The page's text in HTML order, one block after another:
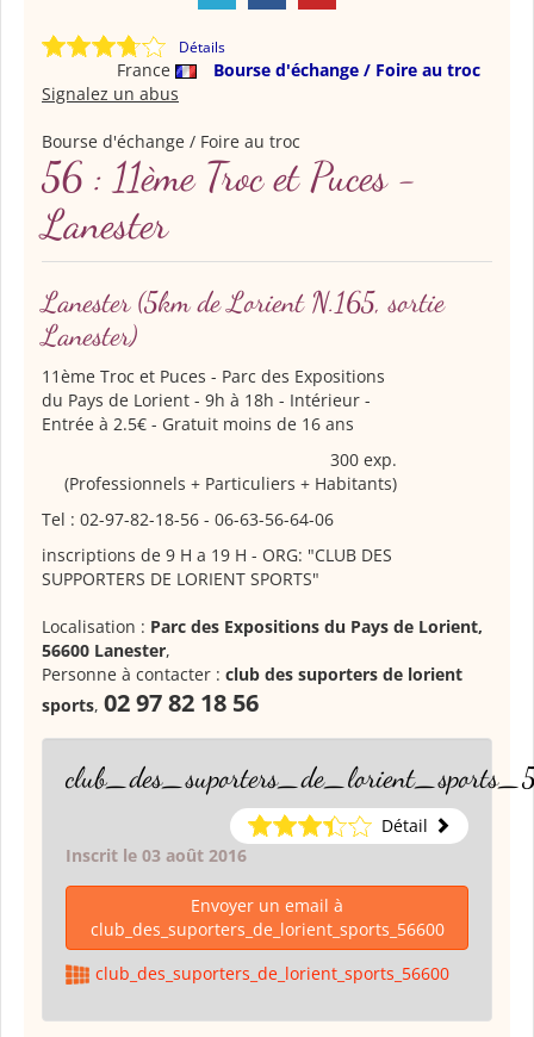
Détails
France
Bourse d'échange / Foire au troc
Signalez un abus
Bourse d'échange / Foire au troc
56 : 11ème Troc et Puces -
Lanester
Lanester (5km de Lorient N.165, sortie
Lanester)
11ème Troc et Puces - Parc des Expositions
du Pays de Lorient - 9h à 18h - Intérieur -
Entrée à 2.5€ - Gratuit moins de 16 ans
300 exp.
(Professionnels + Particuliers + Habitants)
Tel : 02-97-82-18-56 - 06-63-56-64-06
inscriptions de 9 H a 19 H - ORG: "CLUB DES
SUPPORTERS DE LORIENT SPORTS"
Localisation : Parc des Expositions du Pays de Lorient,
56600 Lanester,
Personne à contacter : club des suporters de lorient
sports, 02 97 82 18 56
Détail
Inscrit le 03 août 2016
Envoyer un email à
club_des_suporters_de_lorient_sports_56600
club_des_suporters_de_lorient_sports_56600